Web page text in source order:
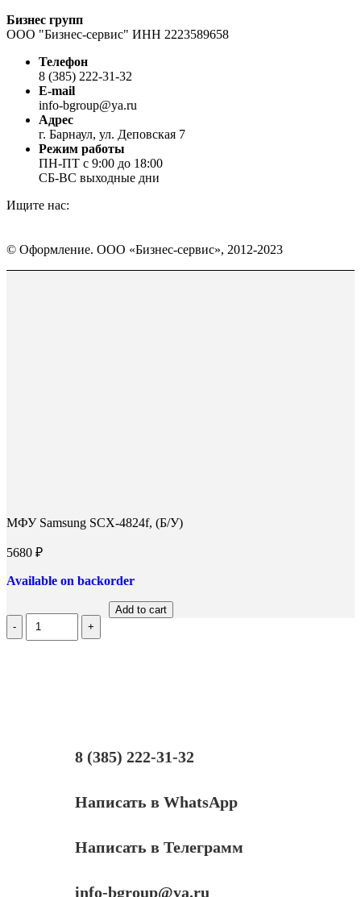
Бизнес групп
ООО "Бизнес-сервис" ИНН 2223589658
Телефон
8 (385) 222-31-32
E-mail
info-bgroup@ya.ru
Адрес
г. Барнаул, ул. Деповская 7
Режим работы
ПН-ПТ с 9:00 до 18:00
СБ-ВС выходные дни
Ищите нас:
Вконтакте
открывается
в
WhatsApp
открывается
в
Telegram
открывается
в
© Оформление. ООО «Бизнес-сервис», 2012-2023
МФУ Samsung SCX-4824f, (Б/У)
5680 ₽
Available on backorder
Количество
МФУ
Add to cart
8 (385) 222-31-32
Написать в WhatsApp
Написать в Телеграмм
info-bgroup@ya.ru